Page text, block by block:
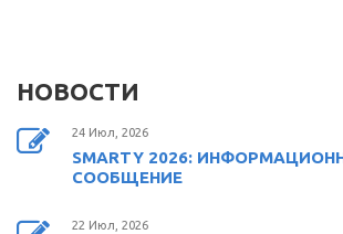
НОВОСТИ
24 Июл, 2026
SMARTY 2026:
СООБЩЕНИЕ
22 Июл, 2026